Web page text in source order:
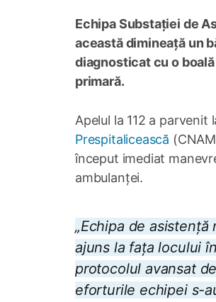
Echipa Substației de
această dimineață un
diagnosticat cu o
primară.
Apelul la 112 a
Prespitalicească
început imediat
ambulanței.
„Echipa de
ajuns la fața locului
protocolul avansat
eforturile echipei s-